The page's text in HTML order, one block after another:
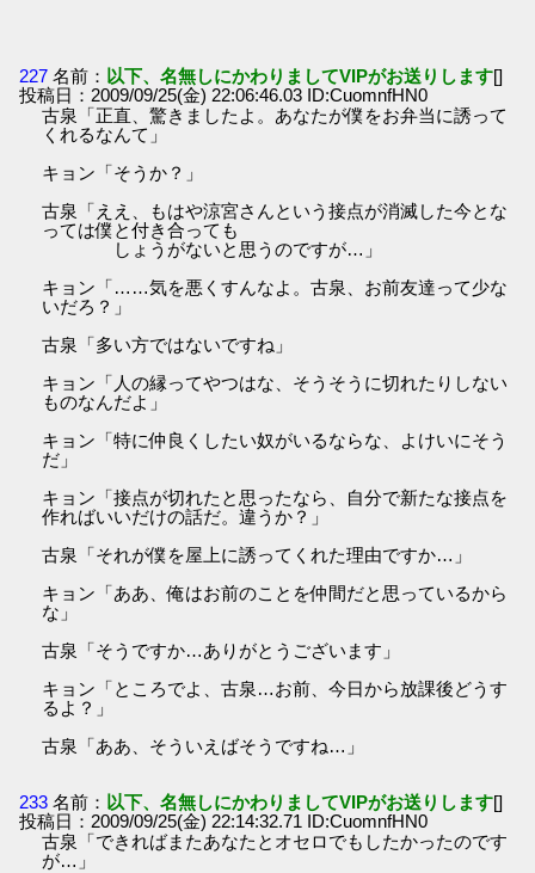
227 名前： 以下、名無しにかわりましてVIPがお送りします[]
投稿日：2009/09/25(金) 22:06:46.03 ID:CuomnfHN0
古泉「正直、驚きましたよ。あなたが僕をお弁当に誘って
くれるなんて」
キョン「そうか？」
古泉「ええ、もはや涼宮さんという接点が消滅した今とな
っては僕と付き合っても
しょうがないと思うのですが…」
キョン「……気を悪くすんなよ。古泉、お前友達って少な
いだろ？」
古泉「多い方ではないですね」
キョン「人の縁ってやつはな、そうそうに切れたりしない
ものなんだよ」
キョン「特に仲良くしたい奴がいるならな、よけいにそう
だ」
キョン「接点が切れたと思ったなら、自分で新たな接点を
作ればいいだけの話だ。違うか？」
古泉「それが僕を屋上に誘ってくれた理由ですか…」
キョン「ああ、俺はお前のことを仲間だと思っているから
な」
古泉「そうですか…ありがとうございます」
キョン「ところでよ、古泉…お前、今日から放課後どうす
るよ？」
古泉「ああ、そういえばそうですね…」
233 名前： 以下、名無しにかわりましてVIPがお送りします[]
投稿日：2009/09/25(金) 22:14:32.71 ID:CuomnfHN0
古泉「できればまたあなたとオセロでもしたかったのです
が…」